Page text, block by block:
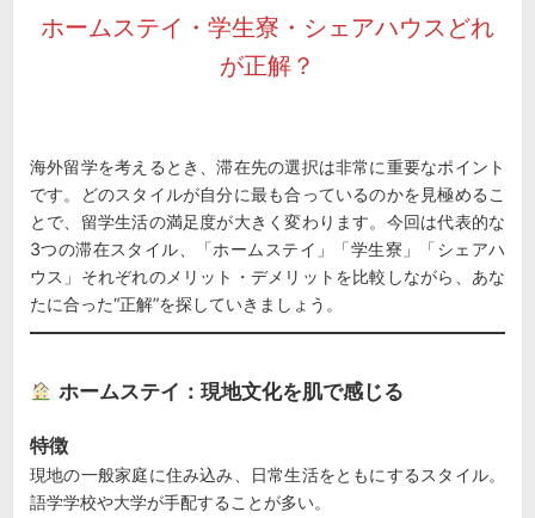
ホームステイ・学生寮・シェアハウスどれ
が正解？
海外留学を考えるとき、滞在先の選択は非常に重要なポイント
です。どのスタイルが自分に最も合っているのかを見極めるこ
とで、留学生活の満足度が大きく変わります。今回は代表的な
3つの滞在スタイル、「ホームステイ」「学生寮」「シェアハ
ウス」それぞれのメリット・デメリットを比較しながら、あな
たに合った“正解”を探していきましょう。
ホームステイ：現地文化を肌で感じる
特徴
現地の一般家庭に住み込み、日常生活をともにするスタイル。
語学学校や大学が手配することが多い。